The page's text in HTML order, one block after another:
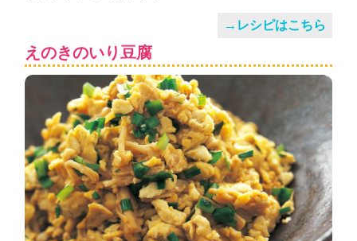
→レシピはこちら
えのきのいり豆腐